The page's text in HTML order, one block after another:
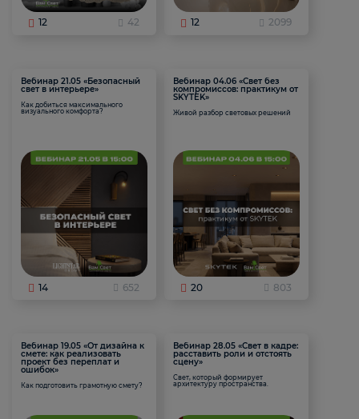
12 42 12 2099
Вебинар 21.05 «Безопасный
свет в интерьере»
Как добиться максимального
визуального комфорта?
14 652
Вебинар 04.06 «Свет без
компромиссов: практикум от
SKYTEK»
Живой разбор световых решений
20 803
Вебинар 19.05 «От дизайна к
смете: как реализовать
проект без переплат и
ошибок»
Как подготовить грамотную смету?
Вебинар 28.05 «Свет в кадре:
расставить роли и отстоять
сцену»
Свет, который формирует
архитектуру пространства.